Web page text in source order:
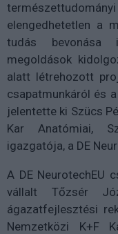
elengedhetetlen a
tudás bevonása
megoldások
alatt létrehozott
csapatmunkáról és
jelentette ki Szücs
Kar Anatómiai,
igazgatója, a DE
A DE NeurotechEU
vállalt Tőzsér
ágazatfejlesztési
Nemzetközi K+F